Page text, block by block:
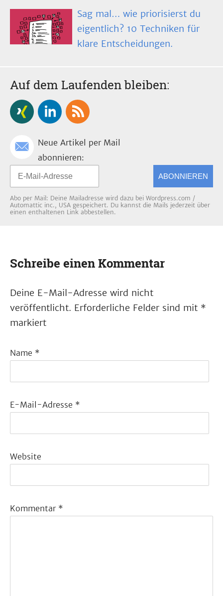
Sag mal… wie priorisierst du
eigentlich? 10 Techniken für
klare Entscheidungen.
Auf dem Laufenden bleiben:
Neue Artikel per Mail
abonnieren:
ABONNIEREN
Abo per Mail: Deine Mailadresse wird dazu bei Wordpress.com /
Automattic inc., USA gespeichert. Du kannst die Mails jederzeit über
einen enthaltenen Link abbestellen.
Schreibe einen Kommentar
Deine E-Mail-Adresse wird nicht
veröffentlicht. Erforderliche Felder sind mit *
markiert
Name *
E-Mail-Adresse *
Website
Kommentar *